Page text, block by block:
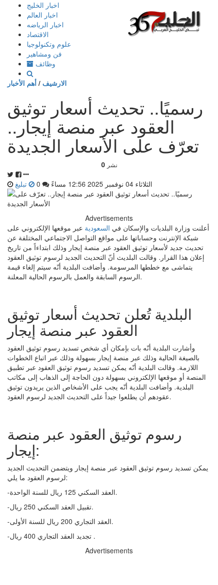
إذهب
المحتوى
اخبار الخليج
اخبار العالم
اخبار الرياضه
الاقتصاد
علوم وتكنولوجيا
فن ومشاهير
وظائف
الارشيف / أهم الأخبار
رسميًا.. تحديث أسعار توثيق
العقود عبر منصة إيجار..
تعرّف على الأسعار الجديدة
0 نشر
الثلاثاء 04 نوفمبر 2025 12:56 مساءً تبليغ
Advertisements
أعلنت وزارة البلديات والإسكان في السعودية عبر موقعها الإلكتروني على
شبكة الإنترنت وحساباتها على مواقع التواصل الاجتماعي المختلفة عن
تحديث جديد لأسعار توثيق العقود عبر منصة إيجار وذلك ابتداءاً من تاريخ
إعلان هذا القرار. وقالت البلديث أنّ التحديث الجديد لرسوم توثيق العقود
يتماشى مع خططها المرسومة. وأضافت البلدية أنّه سيتم إلغاء قيمة
الرسوم السابقة والعمل بالرسوم الحالية المعلنة.
البلدية تُعلن تحديث أسعار توثيق
العقود عبر منصة إيجار
وأشارت البلدية أنّه بات بإمكان أي شخص تسديد رسوم توثيق العقود
بالصيغة الحالية وذلك عبر منصة إيجار بسهولة وذلك عبر اتباع الخطوات
اللازمة. وقالت البلدية أنّه يمكن تسديد رسوم توثيق العقود عبر تطبيق
المنصة أو موقعها الإلكتروني بسهولة دون الحاجة إلى الذهاب إلى مكاتب
البلدية. وأضافت البلدية أنّه يجب على الأشخاص الذين يريدون توثيق
عقودهم أن يطلعوا جيداً على التحديث الجديد لرسوم العقود.
رسوم توثيق العقود عبر منصة
إيجار:
يمكن تسديد رسوم توثيق العقود عبر منصة إيجار ويتضمن التحديث الجديد
لرسوم العقود ما يلي:
-العقد السكني 125 ريال للسنة الواحدة.
-تقبيل العقد السكني 250 ريال.
-العقد التجاري 200 ريال للسنة الأولى.
-تجديد العقد التجاري 400 ريال .
Advertisements